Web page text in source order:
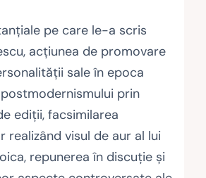
pe care le-a scris
acţiunea de promovare
sale în epoca
prin
ediţii, facsimilarea
realizând visul de aur al lui
repunerea în discuţie şi